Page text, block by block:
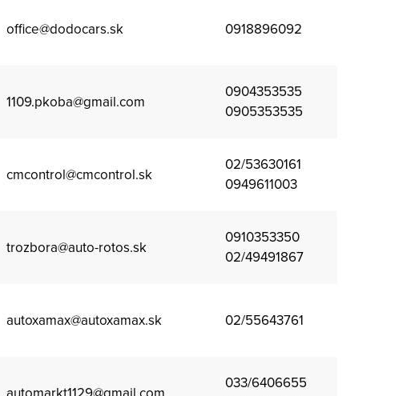
office@dodocars.sk 0918896092
1109.pkoba@gmail.com
0904353535
0905353535
cmcontrol@cmcontrol.sk
02/53630161
0949611003
trozbora@auto-rotos.sk
0910353350
02/49491867
autoxamax@autoxamax.sk 02/55643761
033/6406655